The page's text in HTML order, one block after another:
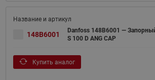
148B6001
Danfoss 148B6001 —
S 100 D ANG CAP
Купить аналог